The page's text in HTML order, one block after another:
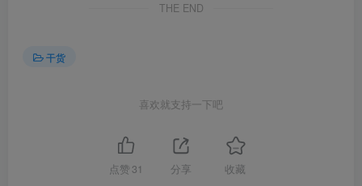
THE END
干货
喜欢就支持一下吧
点赞 31 分享 收藏